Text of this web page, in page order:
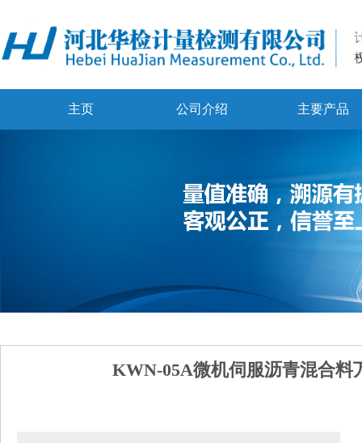
主页 公司介绍 主要产品
KWN-05A微机伺服沥青混合料